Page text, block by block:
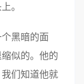
。
黑暗的面
似的。他的
们知道他就